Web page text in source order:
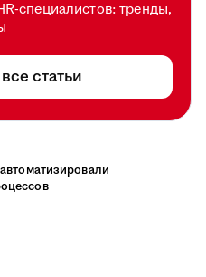
специалистов: тренды,
статьи